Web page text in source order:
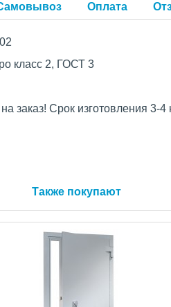
Оплата
класс 2, ГОСТ 3
заказ! Срок изготовления 3-4
Также покупают